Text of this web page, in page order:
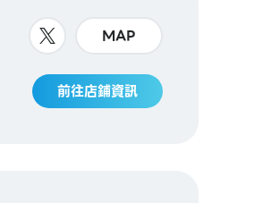
MAP
前往店鋪資訊